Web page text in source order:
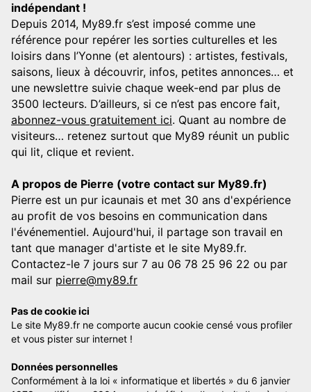
indépendant !
Depuis 2014, My89.fr s’est imposé comme une
référence pour repérer les sorties culturelles et les
loisirs dans l’Yonne (et alentours) : artistes, festivals,
saisons, lieux à découvrir, infos, petites annonces… et
une newslettre suivie chaque week-end par plus de
3500 lecteurs. D’ailleurs, si ce n’est pas encore fait,
abonnez-vous gratuitement ici. Quant au nombre de
visiteurs… retenez surtout que My89 réunit un public
qui lit, clique et revient.
A propos de Pierre (votre contact sur My89.fr)
Pierre est un pur icaunais et met 30 ans d'expérience
au profit de vos besoins en communication dans
l'événementiel. Aujourd'hui, il partage son travail en
tant que manager d'artiste et le site My89.fr.
Contactez-le 7 jours sur 7 au 06 78 25 96 22 ou par
mail sur pierre@my89.fr
Pas de cookie ici
Le site My89.fr ne comporte aucun cookie censé vous profiler
et vous pister sur internet !
Données personnelles
Conformément à la loi « informatique et libertés » du 6 janvier